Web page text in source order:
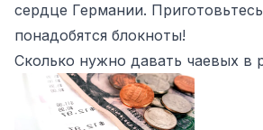
сердце Германии.
понадобятся блокноты!
Сколько нужно давать чаевых в